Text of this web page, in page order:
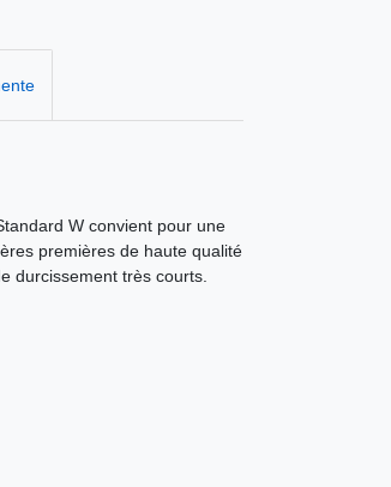
W convient pour une
premières de haute qualité
durcissement très courts.